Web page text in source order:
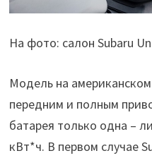
На фото: салон Subaru
Модель на
передним и полным
батарея только одна –
кВт*ч. В первом случае